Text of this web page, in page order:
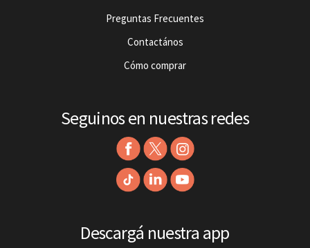
Preguntas Frecuentes
Contactános
Cómo comprar
Seguinos en nuestras redes
Descargá nuestra app